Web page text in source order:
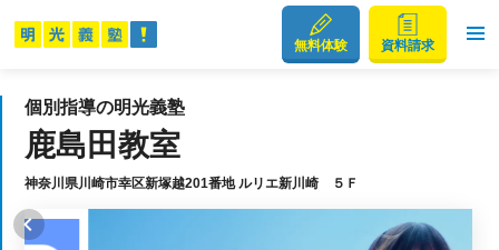
無料体験 資料請求
個別指導の明光義塾
鹿島田教室
神奈川県川崎市幸区新塚越201番地 ルリエ新川崎 ５Ｆ